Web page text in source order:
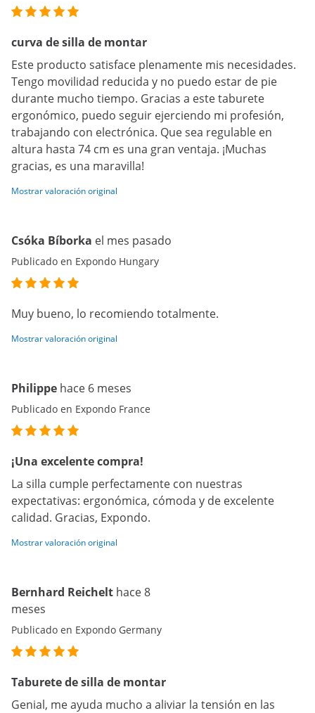
curva de silla de montar
Este producto satisface plenamente mis necesidades.
Tengo movilidad reducida y no puedo estar de pie
durante mucho tiempo. Gracias a este taburete
ergonómico, puedo seguir ejerciendo mi profesión,
trabajando con electrónica. Que sea regulable en
altura hasta 74 cm es una gran ventaja. ¡Muchas
gracias, es una maravilla!
Mostrar valoración original
Csóka Bíborka el mes pasado
Publicado en Expondo Hungary
Muy bueno, lo recomiendo totalmente.
Mostrar valoración original
Philippe hace 6 meses
Publicado en Expondo France
¡Una excelente compra!
La silla cumple perfectamente con nuestras
expectativas: ergonómica, cómoda y de excelente
calidad. Gracias, Expondo.
Mostrar valoración original
Bernhard Reichelt hace 8
meses
Publicado en Expondo Germany
Taburete de silla de montar
Genial, me ayuda mucho a aliviar la tensión en las